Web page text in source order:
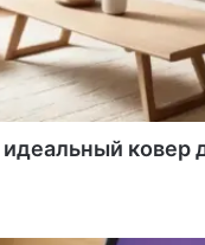
ковер